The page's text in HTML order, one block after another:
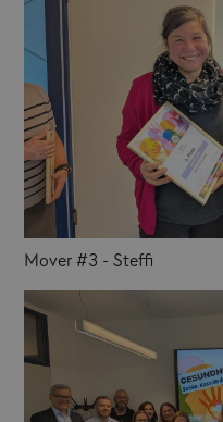
Mover #3 - Steffi